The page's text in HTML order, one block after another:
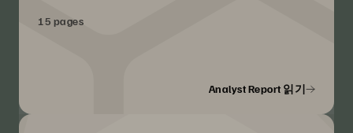
15 pages
Analyst Report 읽기